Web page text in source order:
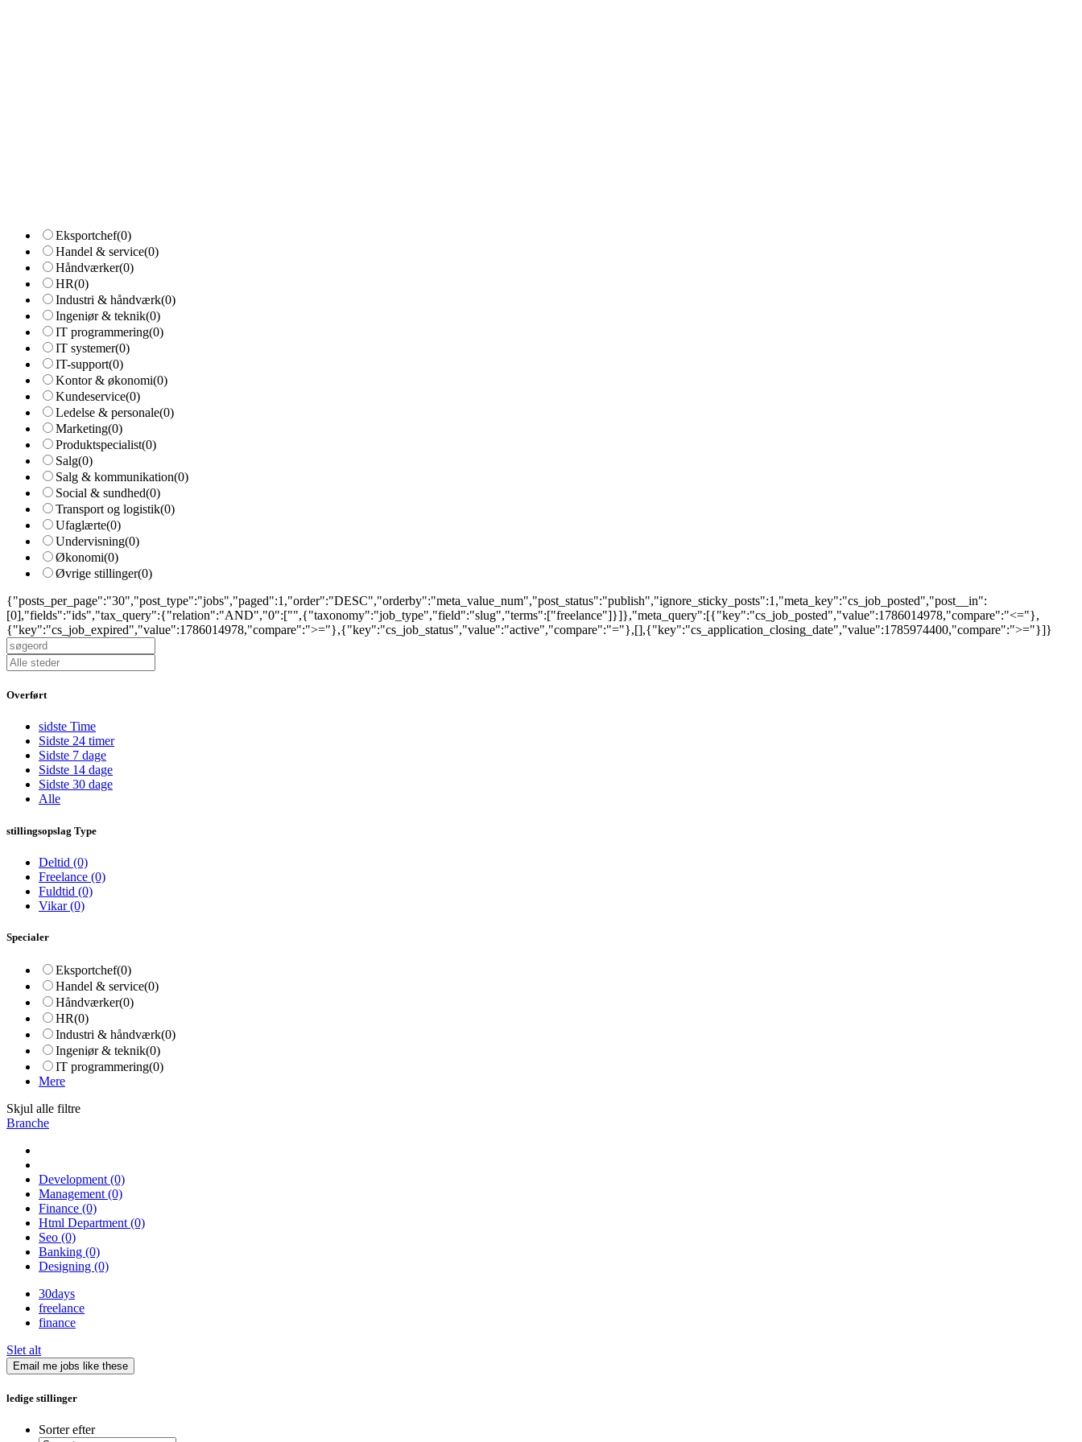
Eksportchef(0)
Handel & service(0)
Håndværker(0)
HR(0)
Industri & håndværk(0)
Ingeniør & teknik(0)
IT programmering(0)
IT systemer(0)
IT-support(0)
Kontor & økonomi(0)
Kundeservice(0)
Ledelse & personale(0)
Marketing(0)
Produktspecialist(0)
Salg(0)
Salg & kommunikation(0)
Social & sundhed(0)
Transport og logistik(0)
Ufaglærte(0)
Undervisning(0)
Økonomi(0)
Øvrige stillinger(0)
{"posts_per_page":"30","post_type":"jobs","paged":1,"order":"DESC","orderby":"meta_value_num","post_status":"publish","ignore_sticky_posts":1,"meta_key":"cs_job_posted","post__in":
[0],"fields":"ids","tax_query":{"relation":"AND","0":["",{"taxonomy":"job_type","field":"slug","terms":["freelance"]}]},"meta_query":[{"key":"cs_job_posted","value":1786014978,"compare":"<="},
{"key":"cs_job_expired","value":1786014978,"compare":">="},{"key":"cs_job_status","value":"active","compare":"="},[],{"key":"cs_application_closing_date","value":1785974400,"compare":">="}]}
Overført
sidste Time
Sidste 24 timer
Sidste 7 dage
Sidste 14 dage
Sidste 30 dage
Alle
stillingsopslag Type
Deltid (0)
Freelance (0)
Fuldtid (0)
Vikar(0)
Specialer
Eksportchef(0)
Handel & service(0)
Håndværker(0)
HR(0)
Industri & håndværk(0)
Ingeniør & teknik(0)
IT programmering(0)
Mere
Skjul alle filtre
Branche
Development (0)
Management (0)
Finance (0)
Html Department (0)
Seo (0)
Banking (0)
Designing (0)
30days
freelance
finance
Slet alt
Email me jobs like these
ledige stillinger
Sorter efter